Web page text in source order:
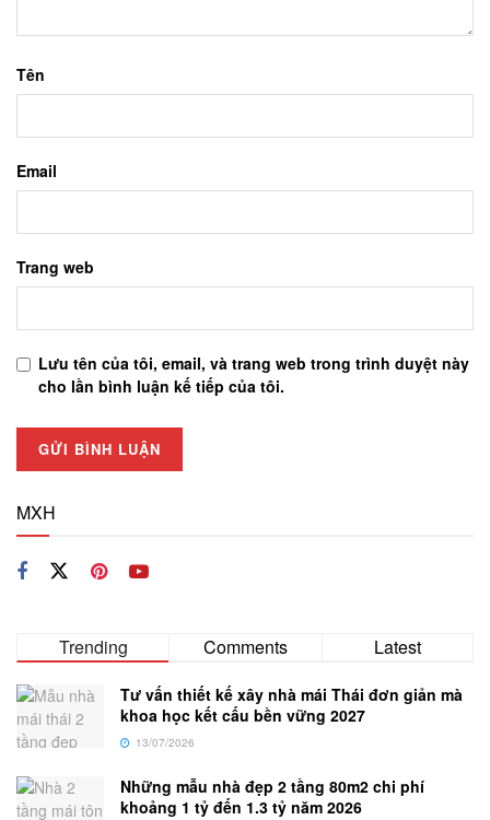
Tên
Email
Trang web
Lưu tên của tôi, email, và trang web trong trình duyệt này
cho lần bình luận kế tiếp của tôi.
MXH
Trending Comments Latest
Tư vấn thiết kế xây nhà mái Thái đơn giản mà
khoa học kết cấu bền vững 2027
13/07/2026
Những mẫu nhà đẹp 2 tầng 80m2 chi phí
khoảng 1 tỷ đến 1.3 tỷ năm 2026